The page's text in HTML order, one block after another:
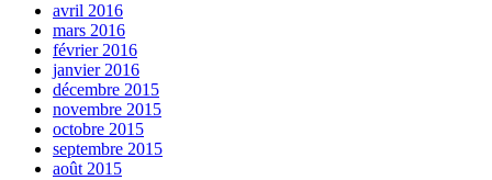
avril 2016
mars 2016
février 2016
janvier 2016
décembre 2015
novembre 2015
octobre 2015
septembre 2015
août 2015